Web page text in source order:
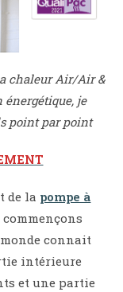
chaleur Air/Air &
je
point par point
de la pompe à
connait
intérieure
et une partie